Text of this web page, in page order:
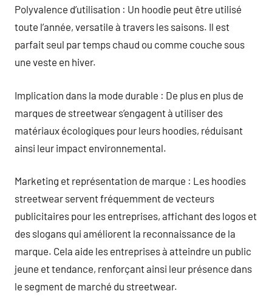
Polyvalence d’utilisation : Un hoodie peut être utilisé
toute l’année, versatile à travers les saisons. Il est
parfait seul par temps chaud ou comme couche sous
une veste en hiver.
Implication dans la mode durable : De plus en plus de
marques de streetwear s’engagent à utiliser des
matériaux écologiques pour leurs hoodies, réduisant
ainsi leur impact environnemental.
Marketing et représentation de marque : Les hoodies
streetwear servent fréquemment de vecteurs
publicitaires pour les entreprises, affichant des logos et
des slogans qui améliorent la reconnaissance de la
marque. Cela aide les entreprises à atteindre un public
jeune et tendance, renforçant ainsi leur présence dans
le segment de marché du streetwear.